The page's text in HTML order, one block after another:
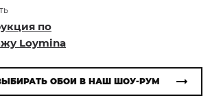
по
Loymina
ОБОИ В НАШ ШОУ-РУМ